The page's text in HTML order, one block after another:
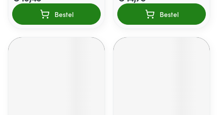
Bestel Bestel